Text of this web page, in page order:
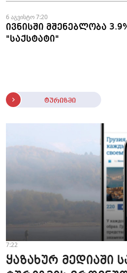
6 აგვისტო 7:20
ივნისში მშენებლობა
"საქსტატი"
ტურიზმი
7:22
ყაზახურ მედიაში